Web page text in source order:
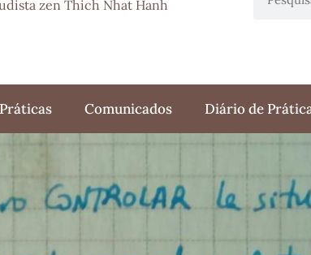
zen Thich Nhat Hanh
Práticas Comunicados Diário de